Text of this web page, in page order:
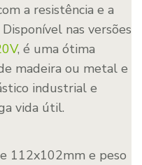
a resistência e a
nas versões
, é uma ótima
madeira ou metal e
industrial e
vida útil.
112x102mm e peso